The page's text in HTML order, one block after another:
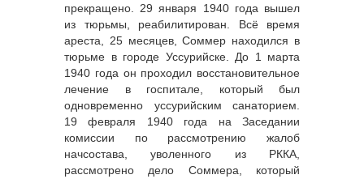
прекращено. 29 января 1940 года вышел
из тюрьмы, реабилитирован. Всё время
ареста, 25 месяцев, Соммер находился в
тюрьме в городе Уссурийске. До 1 марта
1940 года он проходил восстановительное
лечение в госпитале, который был
одновременно уссурийским санаторием.
19 февраля 1940 года на Заседании
комиссии по рассмотрению жалоб
начсостава, уволенного из РККА,
рассмотрено дело Соммера, который